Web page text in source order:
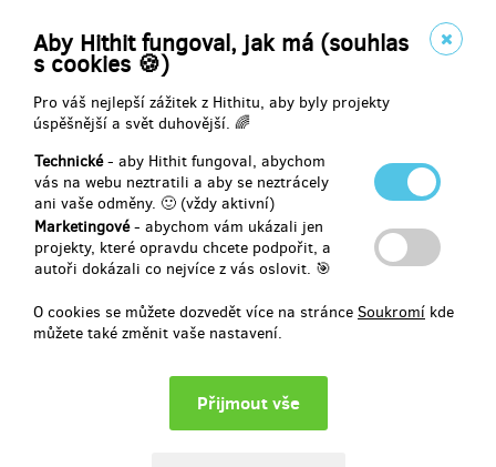
Aby Hithit fungoval, jak má (souhlas
s cookies 🍪)
Pro váš nejlepší zážitek z Hithitu, aby byly projekty
úspěšnější a svět duhovější. 🌈
Technické- aby Hithit fungoval, abychom
vás na webu neztratili a aby se neztrácely
ani vaše odměny. 🙂 (vždy aktivní)
Marketingové- abychom vám ukázali jen
projekty, které opravdu chcete podpořit, a
autoři dokázali co nejvíce z vás oslovit. 🎯
O cookies se můžete dozvedět více na stránce Soukromí kde
můžete také změnit vaše nastavení.
Najdete nás na